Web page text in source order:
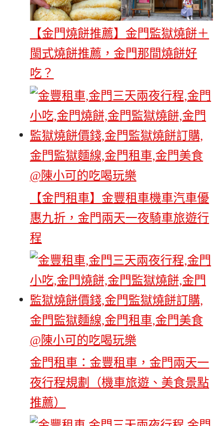
【金門燒餅推薦】金門監獄燒餅＋
閩式燒餅推薦，金門那間燒餅好
吃？
【金門租車】金豐租車機車汽車優
惠九折，金門兩天一夜騎車旅遊行
程
金門租車：金豐租車，金門兩天一
夜行程規劃（機車旅遊、美食景點
推薦）